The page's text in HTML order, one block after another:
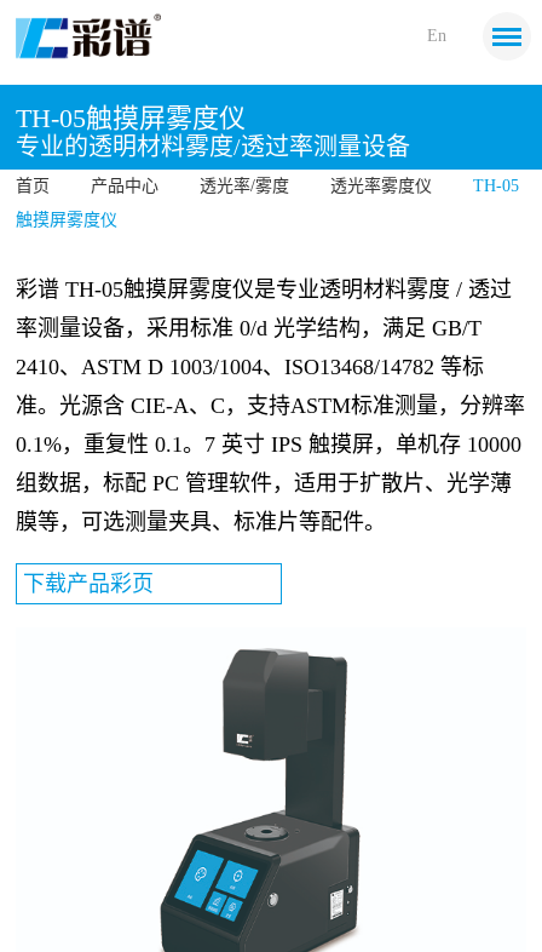
En
TH-05触摸屏雾度仪
专业的透明材料雾度/透过率测量设备
首页 产品中心 透光率/雾度 透光率雾度仪
TH-05
触摸屏雾度仪
彩谱 TH-05触摸屏雾度仪是专业透明材料雾度 / 透过
率测量设备，采用标准 0/d 光学结构，满足 GB/T
2410、ASTM D 1003/1004、ISO13468/14782 等标
准。光源含 CIE-A、C，支持ASTM标准测量，分辨率
0.1%，重复性 0.1。7 英寸 IPS 触摸屏，单机存 10000
组数据，标配 PC 管理软件，适用于扩散片、光学薄
膜等，可选测量夹具、标准片等配件。
下载产品彩页